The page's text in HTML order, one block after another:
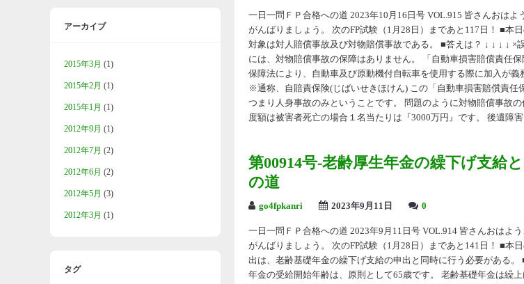
一日一問ＦＰ合格への道 2023年10月16日号 VOL.915 皆さんおは
がんばりましょう。 次のFP試験（1月28日）まであと117日！ ■本
対象は対人賠償事故及び対物賠償事故である。 ■答えは？ ↓ ↓ ↓ ↓ ×
には、対物賠償事故の保障はありません。 「自動車損害賠償責任
保障法により、自動車及び原動機付自転車を使用する際に加入が義
※通称、自賠責保険(じばいせきほけん) この「自動車損害賠償責任
つまり人身事故のみということです。 問題のように対物賠償事故
度額は被害者死亡の場合１名当たりは『3000万円』です。 後遺障害
第00914号-老齢厚生年金の繰下げ支給
の道
go4fpkanri 2023年9月11日 0
一日一問ＦＰ合格への道 2023年9月11日号 VOL.914 皆さんおはよ
がんばりましょう。 次のFP試験（1月28日）まであと141日！ ■本
出は、老齢基礎年金の繰下げ支給の申出と同時に行う必要がある。
年金の受給開始年齢は、原則として65歳です。 老齢基礎年金は繰
アーカイブ
2015年3月 (1)
2015年2月 (1)
2015年1月 (1)
2012年9月 (1)
2012年7月 (2)
2012年6月 (2)
2012年5月 (3)
2012年3月 (1)
タグ